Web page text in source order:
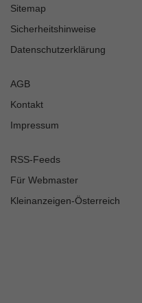
Sitemap
Sicherheitshinweise
Datenschutzerklärung
AGB
Kontakt
Impressum
RSS-Feeds
Für Webmaster
Kleinanzeigen-Österreich